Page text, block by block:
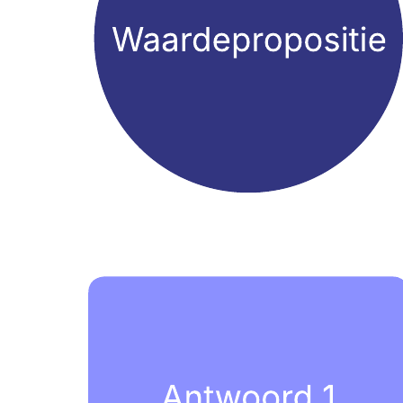
Met deze conversatieboomsjabloon kunt u:
Uw verkoopgesprekken afstemmen op een verscheidenheid
aan klantsituaties.
Belangrijke onderzoeksvragen schetsen.
Belangrijke antwoorden schetsen.
Open deze sjabloon voor een gedetailleerd voorbeeld van een
conversatieboom dat u kunt aanpassen op uw use case.
Gerelateerde sjablonen